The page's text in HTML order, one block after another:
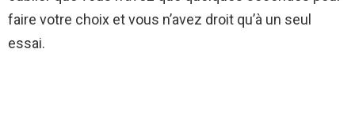
faire votre choix et vous n’avez droit qu’à un seul
essai.